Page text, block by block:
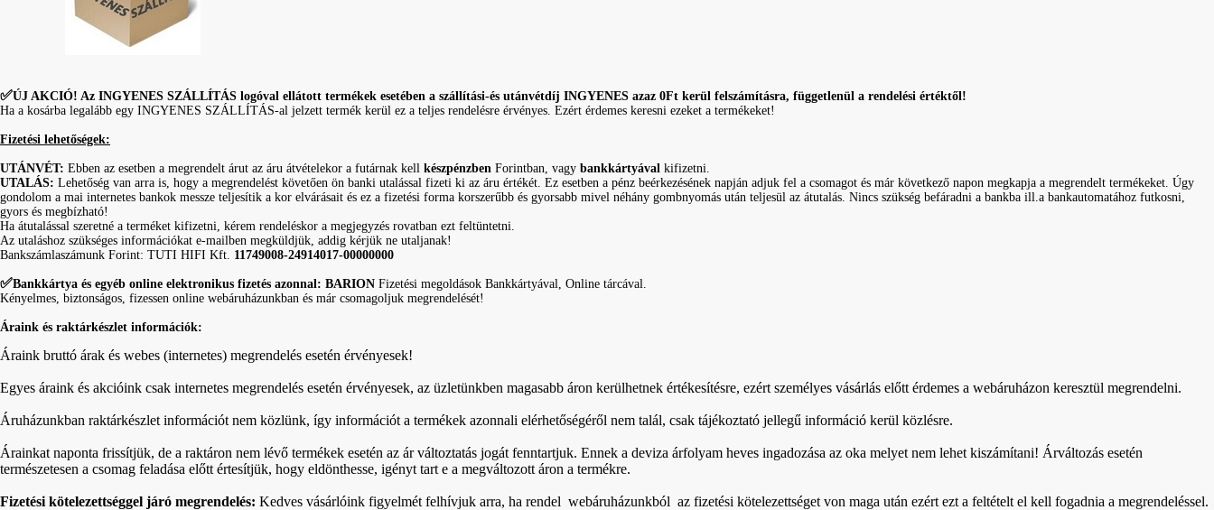
✅ÚJ AKCIÓ! Az INGYENES SZÁLLÍTÁS logóval ellátott termékek esetében a szállítási-és utánvétdíj INGYENES azaz 0Ft kerül felszámításra, függetlenül a rendelési értéktől!
Ha a kosárba legalább egy INGYENES SZÁLLÍTÁS-al jelzett termék kerül ez a teljes rendelésre érvényes. Ezért érdemes keresni ezeket a termékeket!
Fizetési lehetőségek:
UTÁNVÉT: Ebben az esetben a megrendelt árut az áru átvételekor a futárnak kell készpénzben Forintban, vagy bankkártyával kifizetni.
UTALÁS: Lehetőség van arra is, hogy a megrendelést követően ön banki utalással fizeti ki az áru értékét. Ez esetben a pénz beérkezésének napján adjuk fel a csomagot és már következő napon megkapja a megrendelt termékeket. Úgy
gondolom a mai internetes bankok messze teljesítik a kor elvárásait és ez a fizetési forma korszerűbb és gyorsabb mivel néhány gombnyomás után teljesül az átutalás. Nincs szükség befáradni a bankba ill.a bankautomatához futkosni,
gyors és megbízható!
Ha átutalással szeretné a terméket kifizetni, kérem rendeléskor a megjegyzés rovatban ezt feltüntetni.
Az utaláshoz szükséges információkat e-mailben megküldjük, addig kérjük ne utaljanak!
Bankszámlaszámunk Forint: TUTI HIFI Kft. 11749008-24914017-00000000
✅Bankkártya és egyéb online elektronikus fizetés azonnal: BARION Fizetési megoldások Bankkártyával, Online tárcával.
Kényelmes, biztonságos, fizessen online webáruházunkban és már csomagoljuk megrendelését!
Áraink és raktárkészlet információk:
Áraink bruttó árak és webes (internetes) megrendelés esetén érvényesek!
Egyes áraink és akcióink csak internetes megrendelés esetén érvényesek, az üzletünkben magasabb áron kerülhetnek értékesítésre, ezért személyes vásárlás előtt érdemes a webáruházon keresztül megrendelni.
Áruházunkban raktárkészlet információt nem közlünk, így információt a termékek azonnali elérhetőségéről nem talál, csak tájékoztató jellegű információ kerül közlésre.
Árainkat naponta frissítjük, de a raktáron nem lévő termékek esetén az ár változtatás jogát fenntartjuk. Ennek a deviza árfolyam heves ingadozása az oka melyet nem lehet kiszámítani! Árváltozás esetén
természetesen a csomag feladása előtt értesítjük, hogy eldönthesse, igényt tart e a megváltozott áron a termékre.
Fizetési kötelezettséggel járó megrendelés: Kedves vásárlóink figyelmét felhívjuk arra, ha rendel webáruházunkból az fizetési kötelezettséget von maga után ezért ezt a feltételt el kell fogadnia a megrendeléssel.